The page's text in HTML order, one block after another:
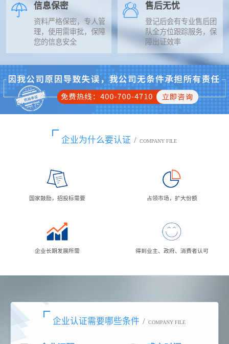
信息保密
资料严格保密，专人管
理，使用需审批，保障
您的信息安全
售后无忧
登记后会有专业售后团
队全方位跟踪服务，保
障出证效率
企业为什么要认证 / COMPANY FILE
国家鼓励，招投标需要 占领市场，扩大份额
企业长期发展所需 得到业主、政府、消费者认可
企业认证需要哪些条件 / COMPANY FILE